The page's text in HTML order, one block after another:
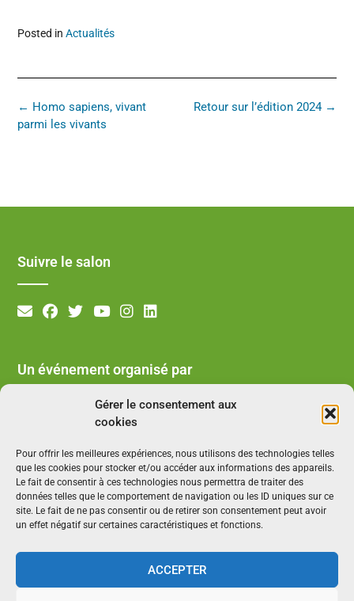
Gérer le consentement aux
cookies
Pour offrir les meilleures expériences, nous utilisons des technologies telles
que les cookies pour stocker et/ou accéder aux informations des appareils.
Le fait de consentir à ces technologies nous permettra de traiter des
données telles que le comportement de navigation ou les ID uniques sur ce
site. Le fait de ne pas consentir ou de retirer son consentement peut avoir
un effet négatif sur certaines caractéristiques et fonctions.
ACCEPTER
Posted in Actualités
Retour sur l’édition 2024 →
← Homo sapiens, vivant
parmi les vivants
Suivre le salon
Un événement organisé par